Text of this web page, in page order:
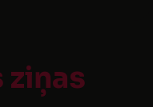
ziņas